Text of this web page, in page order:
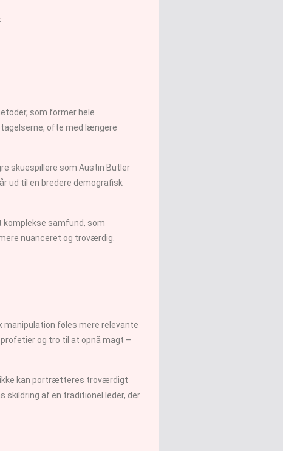
som former hele
ofte med længere
skuespillere som Austin Butler
ud til en bredere demografisk
samfund, som
nuanceret og troværdig.
manipulation føles mere relevante
og tro til at opnå magt –
ikke kan portrætteres troværdigt
skildring af en traditionel leder, der